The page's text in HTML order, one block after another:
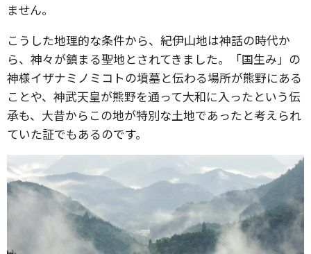
ません。
こうした地理的な条件から、紀伊山地は神話の時代か
ら、神々が鎮まる聖地とされてきました。「国生み」の
神様イザナミノミコトの墳墓と伝わる場所が熊野にある
ことや、神武天皇が熊野を通って大和に入ったという伝
承も、大昔からこの地が特別な土地であったと考えられ
ていた証でもあるのです。